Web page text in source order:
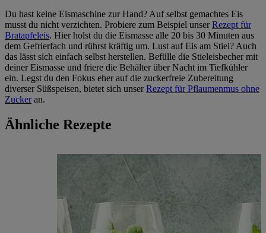
Du hast keine Eismaschine zur Hand? Auf selbst gemachtes Eis
musst du nicht verzichten. Probiere zum Beispiel unserRezept für
Bratapfeleis. Hier holst du die Eismasse alle 20 bis 30 Minuten aus
dem Gefrierfach und rührst kräftig um. Lust auf Eis am Stiel? Auch
das lässt sich einfach selbst herstellen. Befülle die Stieleisbecher mit
deiner Eismasse und friere die Behälter über Nacht im Tiefkühler
ein. Legst du den Fokus eher auf die zuckerfreie Zubereitung
diverser Süßspeisen, bietet sich unserRezept für Pflaumenmus ohne
Zuckeran.
Ähnliche Rezepte